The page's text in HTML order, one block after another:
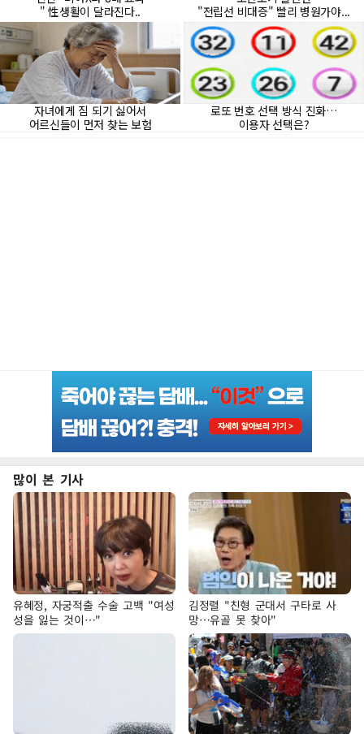
많이 본 기사
유혜정, 자궁적출 수술 고백 "여성
성을 잃는 것이…"
김정렬 "친형 군대서 구타로 사
망…유골 못 찾아"